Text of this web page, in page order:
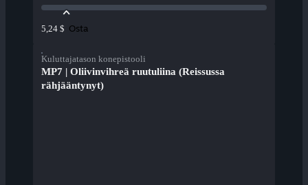
5,24 $ Osta
Kuluttajatason konepistooli
MP7 | Oliivinvihreä ruutuliina (Reissussa
rähjääntynyt)